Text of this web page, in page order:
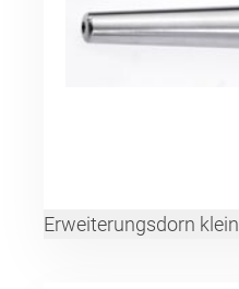
Erweiterungsdorn klein